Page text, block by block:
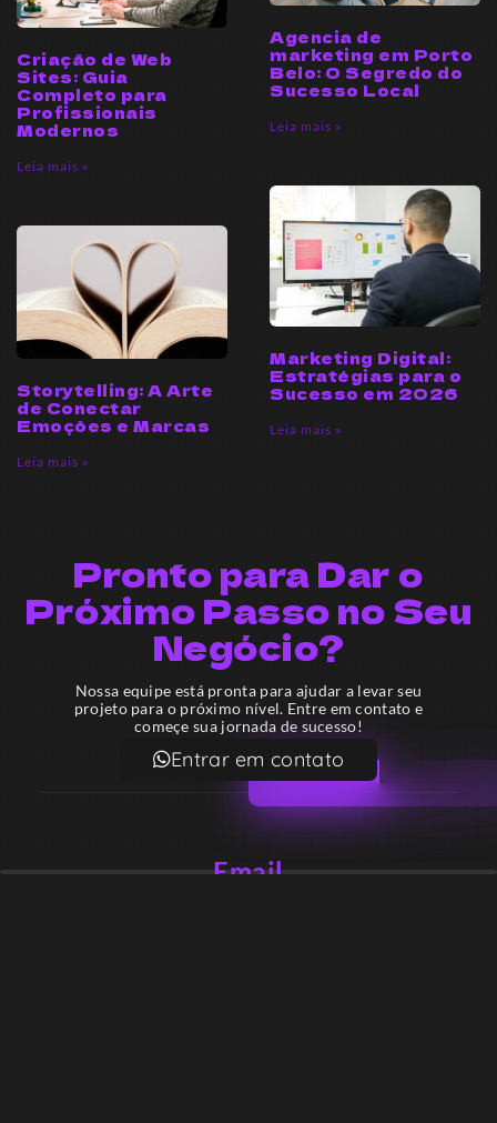
Criação de Web
Sites: Guia
Completo para
Profissionais
Modernos
Leia mais »
Agencia de
marketing em Porto
Belo: O Segredo do
Sucesso Local
Leia mais »
Storytelling: A Arte
de Conectar
Emoções e Marcas
Leia mais »
Marketing Digital:
Estratégias para o
Sucesso em 2026
Leia mais »
Pronto para Dar o
Próximo Passo no Seu
Negócio?
Nossa equipe está pronta para ajudar a levar seu
projeto para o próximo nível. Entre em contato e
começe sua jornada de sucesso!
Entrar em contato
Email